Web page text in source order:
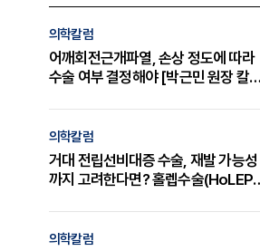
의학칼럼
어깨회전근개파열, 손상 정도에 따라
수술 여부 결정해야 [박근민 원장 칼
의학칼럼
거대 전립선비대증 수술, 재발 가능성
까지 고려한다면? 홀렙수술(HoLEP)
의학칼럼